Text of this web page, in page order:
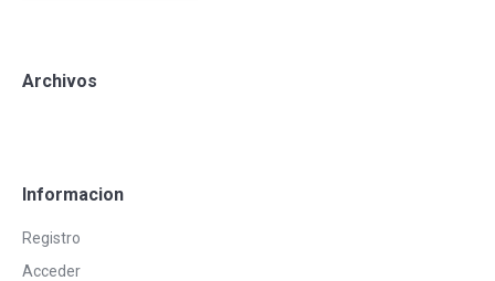
Archivos
Informacion
Registro
Acceder